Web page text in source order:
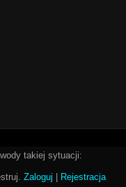
takiej sytuacji:
Zaloguj
Rejestracja